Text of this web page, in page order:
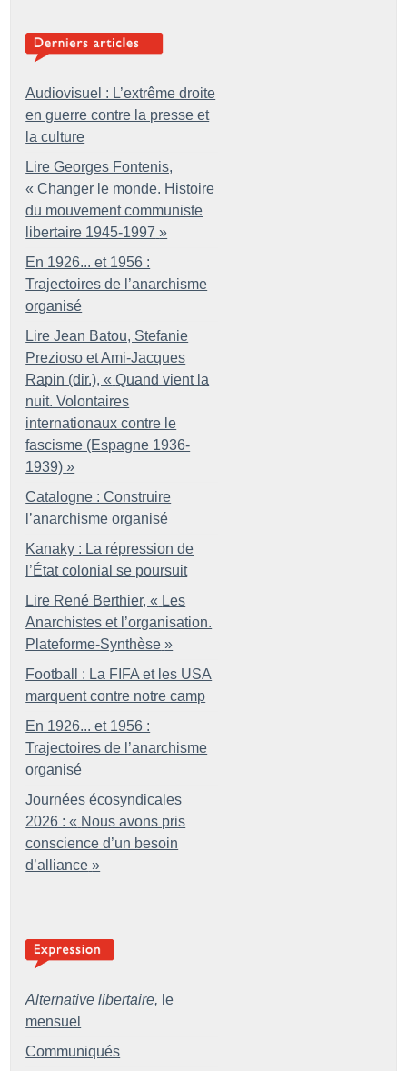
Audiovisuel : L’extrême droite
en guerre contre la presse et
la culture
Lire Georges Fontenis,
« Changer le monde. Histoire
du mouvement communiste
libertaire 1945-1997 »
En 1926... et 1956 :
Trajectoires de l’anarchisme
organisé
Lire Jean Batou, Stefanie
Prezioso et Ami-Jacques
Rapin (dir.), « Quand vient la
nuit. Volontaires
internationaux contre le
fascisme (Espagne 1936-
1939) »
Catalogne : Construire
l’anarchisme organisé
Kanaky : La répression de
l’État colonial se poursuit
Lire René Berthier, « Les
Anarchistes et l’organisation.
Plateforme-Synthèse »
Football : La FIFA et les USA
marquent contre notre camp
En 1926... et 1956 :
Trajectoires de l’anarchisme
organisé
Journées écosyndicales
2026 : « Nous avons pris
conscience d’un besoin
d’alliance »
Alternative libertaire, le
mensuel
Communiqués